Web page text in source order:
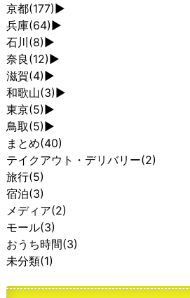
京都(177) ►
兵庫(64) ►
石川 (8) ►
奈良 (12) ►
滋賀(4) ►
和歌山(3) ►
東京(5) ►
鳥取(5) ►
まとめ(40)
テイクアウト・デリバリー(2)
旅行(5)
宿泊(3)
メディア(2)
モール(3)
おうち時間(3)
未分類(1)